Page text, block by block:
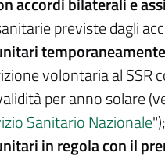
accordi bilaterali e
previste dagli
volontaria al
per anno solare
Sanitario Nazionale");
in regola con il